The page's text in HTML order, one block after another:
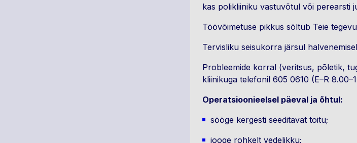
kas polikliiniku vastuvõtul või perearsti
Töövõimetuse pikkus sõltub Teie
Tervisliku seisukorra järsul
Probleemide korral (veritsus, põletik,
kliinikuga telefonil 605 0610 (E–R
Operatsioonieelsel päeval ja õhtul:
sööge kergesti seeditavat toitu;
jooge rohkelt vedelikku;